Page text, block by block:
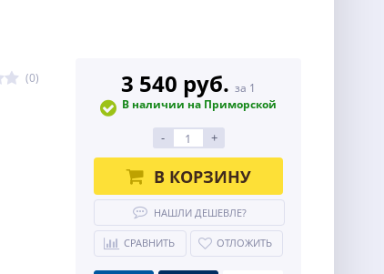
(0) 3 540 руб. за 1
В наличии на Приморской
- +
В КОРЗИНУ
НАШЛИ ДЕШЕВЛЕ?
СРАВНИТЬ ОТЛОЖИТЬ